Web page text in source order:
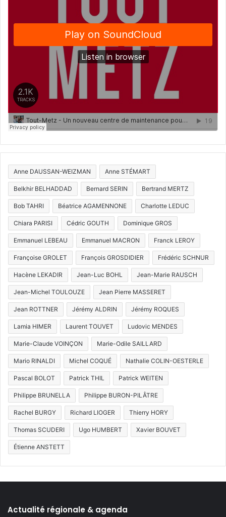
Anne DAUSSAN-WEIZMAN Anne STÉMART
Belkhir BELHADDAD Bernard SERIN Bertrand MERTZ
Bob TAHRI Béatrice AGAMENNONE Charlotte LEDUC
Chiara PARISI Cédric GOUTH Dominique GROS
Emmanuel LEBEAU Emmanuel MACRON Franck LEROY
Françoise GROLET François GROSDIDIER Frédéric SCHNUR
Hacène LEKADIR Jean-Luc BOHL Jean-Marie RAUSCH
Jean-Michel TOULOUZE Jean Pierre MASSERET
Jean ROTTNER Jérémy ALDRIN Jérémy ROQUES
Lamia HIMER Laurent TOUVET Ludovic MENDES
Marie-Claude VOINÇON Marie-Odile SAILLARD
Mario RINALDI Michel COQUÉ Nathalie COLIN-OESTERLE
Pascal BOLOT Patrick THIL Patrick WEITEN
Philippe BRUNELLA Philippe BURON-PILÂTRE
Rachel BURGY Richard LIOGER Thierry HORY
Thomas SCUDERI Ugo HUMBERT Xavier BOUVET
Étienne ANSTETT
Actualité régionale & agenda